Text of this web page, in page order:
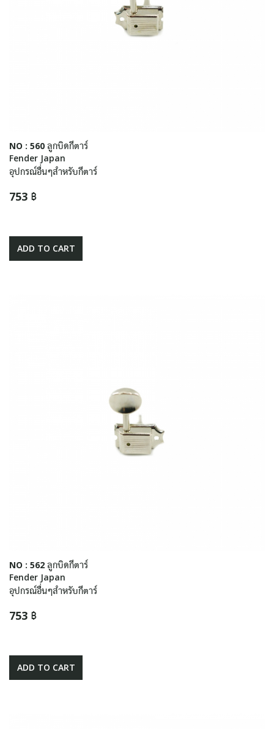
NO : 560 ลูกบิดกีตาร์
Fender Japan
อุปกรณ์อื่นๆสำหรับกีตาร์
753 ฿
ADD TO CART
NO : 562 ลูกบิดกีตาร์
Fender Japan
อุปกรณ์อื่นๆสำหรับกีตาร์
753 ฿
ADD TO CART